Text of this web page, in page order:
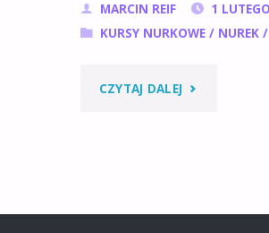
MARCIN REIF
1
KURSY NURKOWE/ NUREK/
CZYTAJ DALEJ "DLA